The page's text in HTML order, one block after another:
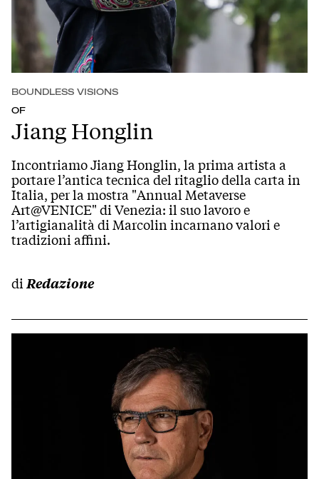
BOUNDLESS VISIONS
OF
Jiang Honglin
Incontriamo Jiang Honglin, la prima artista a
portare l’antica tecnica del ritaglio della carta in
Italia, per la mostra "Annual Metaverse
Art@VENICE" di Venezia: il suo lavoro e
l’artigianalità di Marcolin incarnano valori e
tradizioni affini.
diRedazione